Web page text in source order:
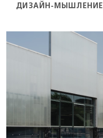
ДИЗАЙН-МЫШЛЕНИЕ